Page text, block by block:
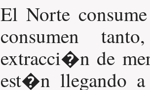
El Norte
consumen
extracci�n de
est�n llegando